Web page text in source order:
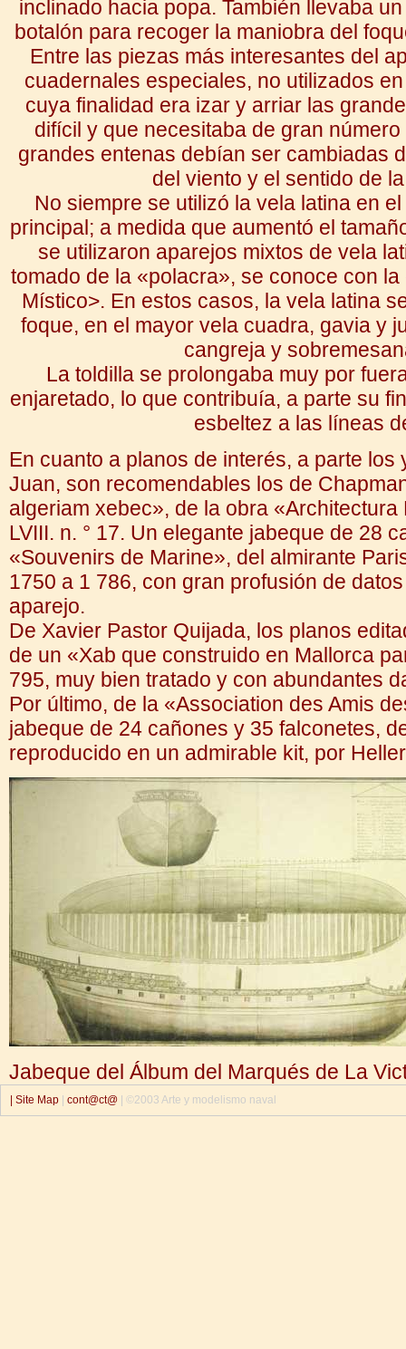
inclinado hacia popa. También llevaba
botalón para recoger la maniobra del
Entre las piezas más interesantes del
cuadernales especiales, no utilizados
cuya finalidad era izar y arriar las
difícil y que necesitaba de gran
grandes entenas debían ser cambiadas
del viento y el sentido de
No siempre se utilizó la vela latina en
principal; a medida que aumentó el
se utilizaron aparejos mixtos de vela
tomado de la «polacra», se conoce con
Místico>. En estos casos, la vela latina
foque, en el mayor vela cuadra, gavia y
cangreja y
La toldilla se prolongaba muy por
enjaretado, lo que contribuía, a parte su
esbeltez a las líneas
En cuanto a planos de interés, a parte
Juan, son recomendables los de
algeriam xebec», de la obra
LVIII. n. ° 17. Un elegante jabeque de 28
«Souvenirs de Marine», del almirante
1750 a 1 786, con gran profusión de
aparejo.
De Xavier Pastor Quijada, los planos
de un «Xab que construido en Mallorca
795, muy bien tratado y con abundantes
Por último, de la «Association des Amis
jabeque de 24 cañones y 35 falconetes,
reproducido en un admirable kit, por
Jabeque del Álbum del Marqués de La
| Site Map cont@ct@ | ©2003 Arte y modelismo naval